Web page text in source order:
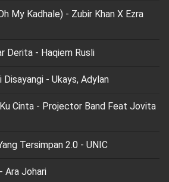
My Kadhale) - Zubir Khan X Ezra
Derita - Haqiem Rusli
Disayangi - Ukays, Adylan
Cinta - Projector Band Feat Jovita
Tersimpan 2.0 - UNIC
Ara Johari